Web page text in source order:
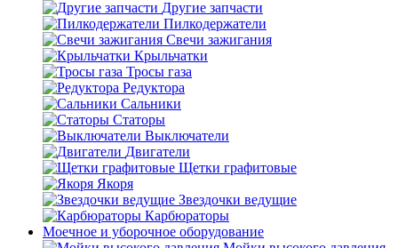
Другие запчасти
Пилкодержатели
Свечи зажигания
Крыльчатки
Тросы газа
Редуктора
Сальники
Статоры
Выключатели
Двигатели
Щетки графитовые
Якоря
Звездочки ведущие
Карбюраторы
Моечное и уборочное оборудование